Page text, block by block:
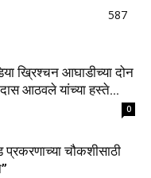
587
ख्रिश्चन आघाडीच्या दोन
आठवले यांच्या हस्ते...
0
प्रकरणाच्या चौकशीसाठी